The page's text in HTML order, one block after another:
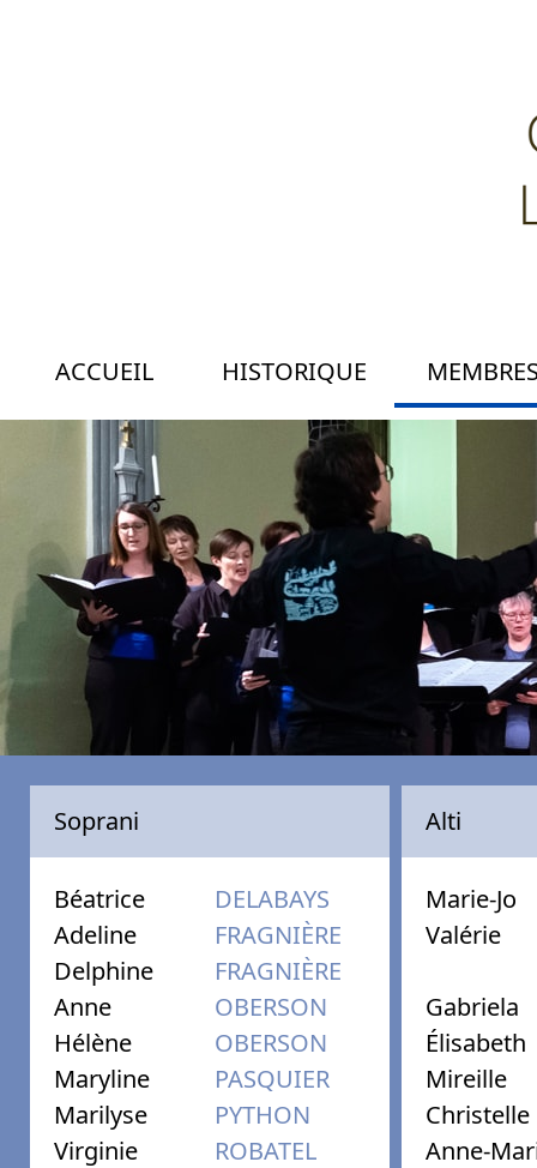
ACCUEIL HISTORIQUE
Soprani
Béatrice
DELABAYS
Adeline
FRAGNIÈRE
Delphine
FRAGNIÈRE
Anne
OBERSON
Hélène
OBERSON
Maryline
PASQUIER
Marilyse
PYTHON
Virginie
ROBATEL
Alti
Marie-Jo
Valérie
Gabriela
Élisabeth
Mireille
Christelle
Anne-